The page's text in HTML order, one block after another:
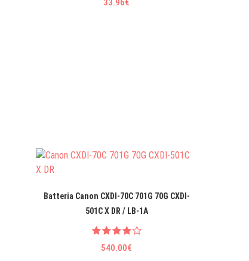
33.96€
Batteria Canon CXDI-70C 701G 70G CXDI-
501C X DR / LB-1A
540.00€